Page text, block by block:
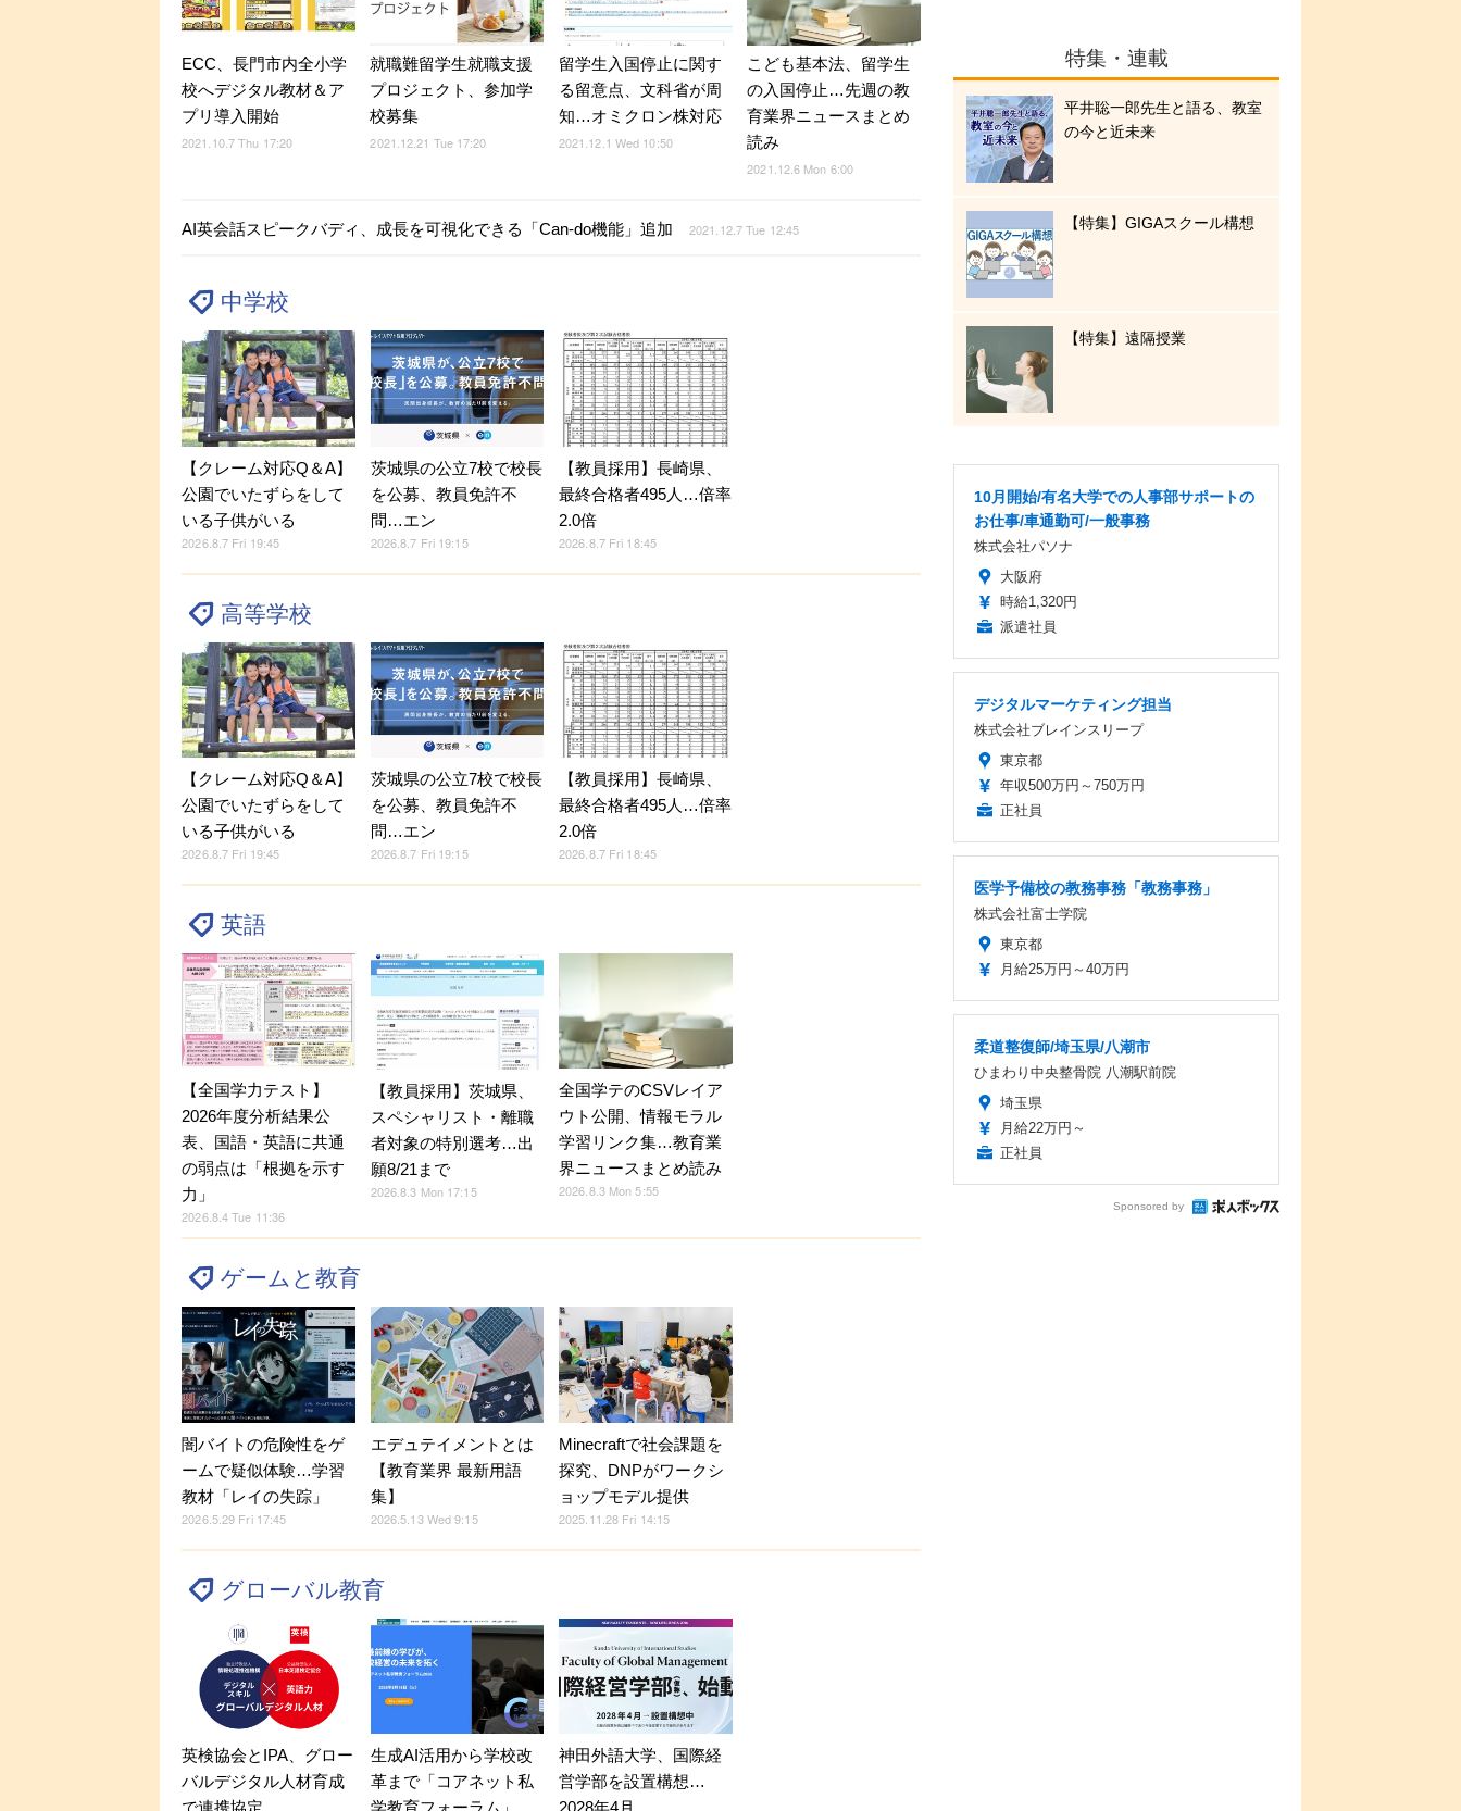
ECC、長門市内全小学
校へデジタル教材＆ア
プリ導入開始
2021.10.7 Thu 17:20
就職難留学生就職支援
プロジェクト、参加学
校募集
2021.12.21 Tue 17:20
留学生入国停止に関す
る留意点、文科省が周
知…オミクロン株対応
2021.12.1 Wed 10:50
こども基本法、留学生
の入国停止…先週の教
育業界ニュースまとめ
読み
2021.12.6 Mon 6:00
AI英会話スピークバディ、成長を可視化できる「Can-do機能」追加 2021.12.7 Tue 12:45
中学校
【クレーム対応Q＆A】
公園でいたずらをして
いる子供がいる
2026.8.7 Fri 19:45
茨城県の公立7校で校長
を公募、教員免許不
問…エン
2026.8.7 Fri 19:15
【教員採用】長崎県、
最終合格者495人…倍率
2.0倍
2026.8.7 Fri 18:45
高等学校
【クレーム対応Q＆A】
公園でいたずらをして
いる子供がいる
2026.8.7 Fri 19:45
茨城県の公立7校で校長
を公募、教員免許不
問…エン
2026.8.7 Fri 19:15
【教員採用】長崎県、
最終合格者495人…倍率
2.0倍
2026.8.7 Fri 18:45
英語
【全国学力テスト】
2026年度分析結果公
表、国語・英語に共通
の弱点は「根拠を示す
力」
2026.8.4 Tue 11:36
【教員採用】茨城県、
スペシャリスト・離職
者対象の特別選考…出
願8/21まで
2026.8.3 Mon 17:15
全国学テのCSVレイア
ウト公開、情報モラル
学習リンク集…教育業
界ニュースまとめ読み
2026.8.3 Mon 5:55
ゲームと教育
闇バイトの危険性をゲ
ームで疑似体験…学習
教材「レイの失踪」
2026.5.29 Fri 17:45
エデュテイメントとは
【教育業界 最新用語
集】
2026.5.13 Wed 9:15
Minecraftで社会課題を
探究、DNPがワークシ
ョップモデル提供
2025.11.28 Fri 14:15
グローバル教育
英検協会とIPA、グロー
バルデジタル人材育成
生成AI活用から学校改
革まで「コアネット私
神田外語大学、国際経
営学部を設置構想…
特集・連載
平井聡一郎先生と語る、教室
の今と近未来
【特集】GIGAスクール構想
【特集】遠隔授業
10月開始/有名大学での人事部サポートの
お仕事/車通勤可/一般事務
株式会社パソナ
大阪府
時給1,320円
派遣社員
デジタルマーケティング担当
株式会社ブレインスリープ
東京都
年収500万円～750万円
正社員
医学予備校の教務事務「教務事務」
株式会社富士学院
東京都
月給25万円～40万円
柔道整復師/埼玉県/八潮市
ひまわり中央整骨院 八潮駅前院
埼玉県
月給22万円～
正社員
Sponsored by